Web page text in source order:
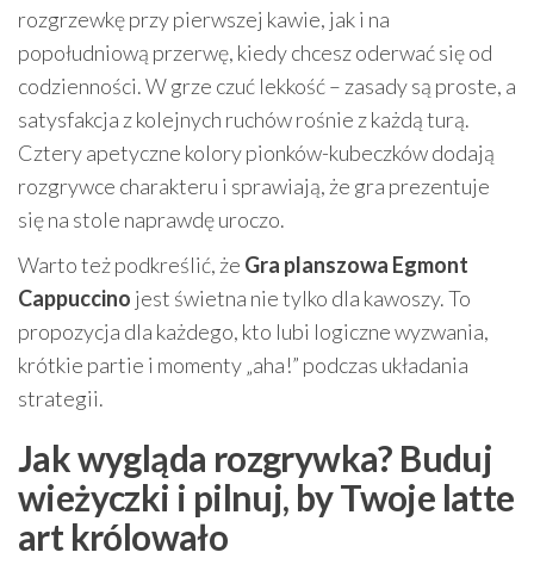
rozgrzewkę przy pierwszej kawie, jak i na
popołudniową przerwę, kiedy chcesz oderwać się od
codzienności. W grze czuć lekkość – zasady są proste, a
satysfakcja z kolejnych ruchów rośnie z każdą turą.
Cztery apetyczne kolory pionków-kubeczków dodają
rozgrywce charakteru i sprawiają, że gra prezentuje
się na stole naprawdę uroczo.
Warto też podkreślić, że Gra planszowa Egmont
Cappuccino jest świetna nie tylko dla kawoszy. To
propozycja dla każdego, kto lubi logiczne wyzwania,
krótkie partie i momenty „aha!” podczas układania
strategii.
Jak wygląda rozgrywka? Buduj
wieżyczki i pilnuj, by Twoje latte
art królowało